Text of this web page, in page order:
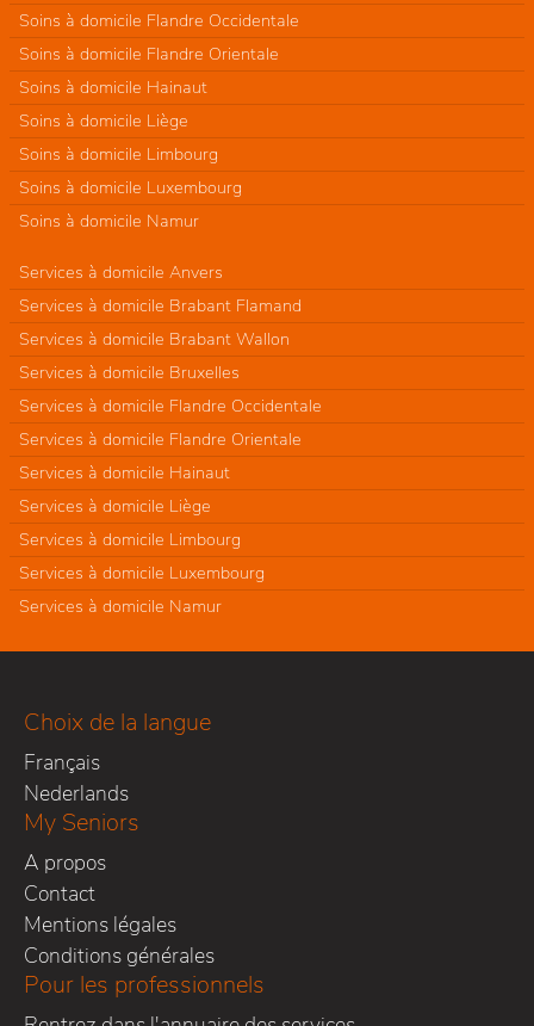
Soins à domicile Flandre Occidentale
Soins à domicile Flandre Orientale
Soins à domicile Hainaut
Soins à domicile Liège
Soins à domicile Limbourg
Soins à domicile Luxembourg
Soins à domicile Namur
Services à domicile Anvers
Services à domicile Brabant Flamand
Services à domicile Brabant Wallon
Services à domicile Bruxelles
Services à domicile Flandre Occidentale
Services à domicile Flandre Orientale
Services à domicile Hainaut
Services à domicile Liège
Services à domicile Limbourg
Services à domicile Luxembourg
Services à domicile Namur
Choix de la langue
Français
Nederlands
My Seniors
A propos
Contact
Mentions légales
Conditions générales
Pour les professionnels